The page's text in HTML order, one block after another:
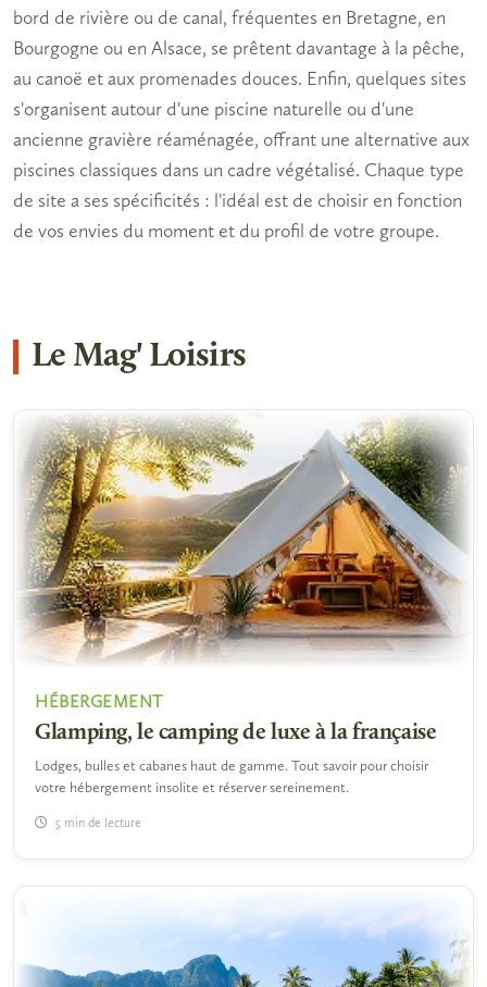
bord de rivière ou de canal, fréquentes en Bretagne, en
Bourgogne ou en Alsace, se prêtent davantage à la pêche,
au canoë et aux promenades douces. Enfin, quelques sites
s'organisent autour d'une piscine naturelle ou d'une
ancienne gravière réaménagée, offrant une alternative aux
piscines classiques dans un cadre végétalisé. Chaque type
de site a ses spécificités : l'idéal est de choisir en fonction
de vos envies du moment et du profil de votre groupe.
Le Mag' Loisirs
HÉBERGEMENT
Glamping, le camping de luxe à la française
Lodges, bulles et cabanes haut de gamme. Tout savoir pour choisir
votre hébergement insolite et réserver sereinement.
5 min de lecture